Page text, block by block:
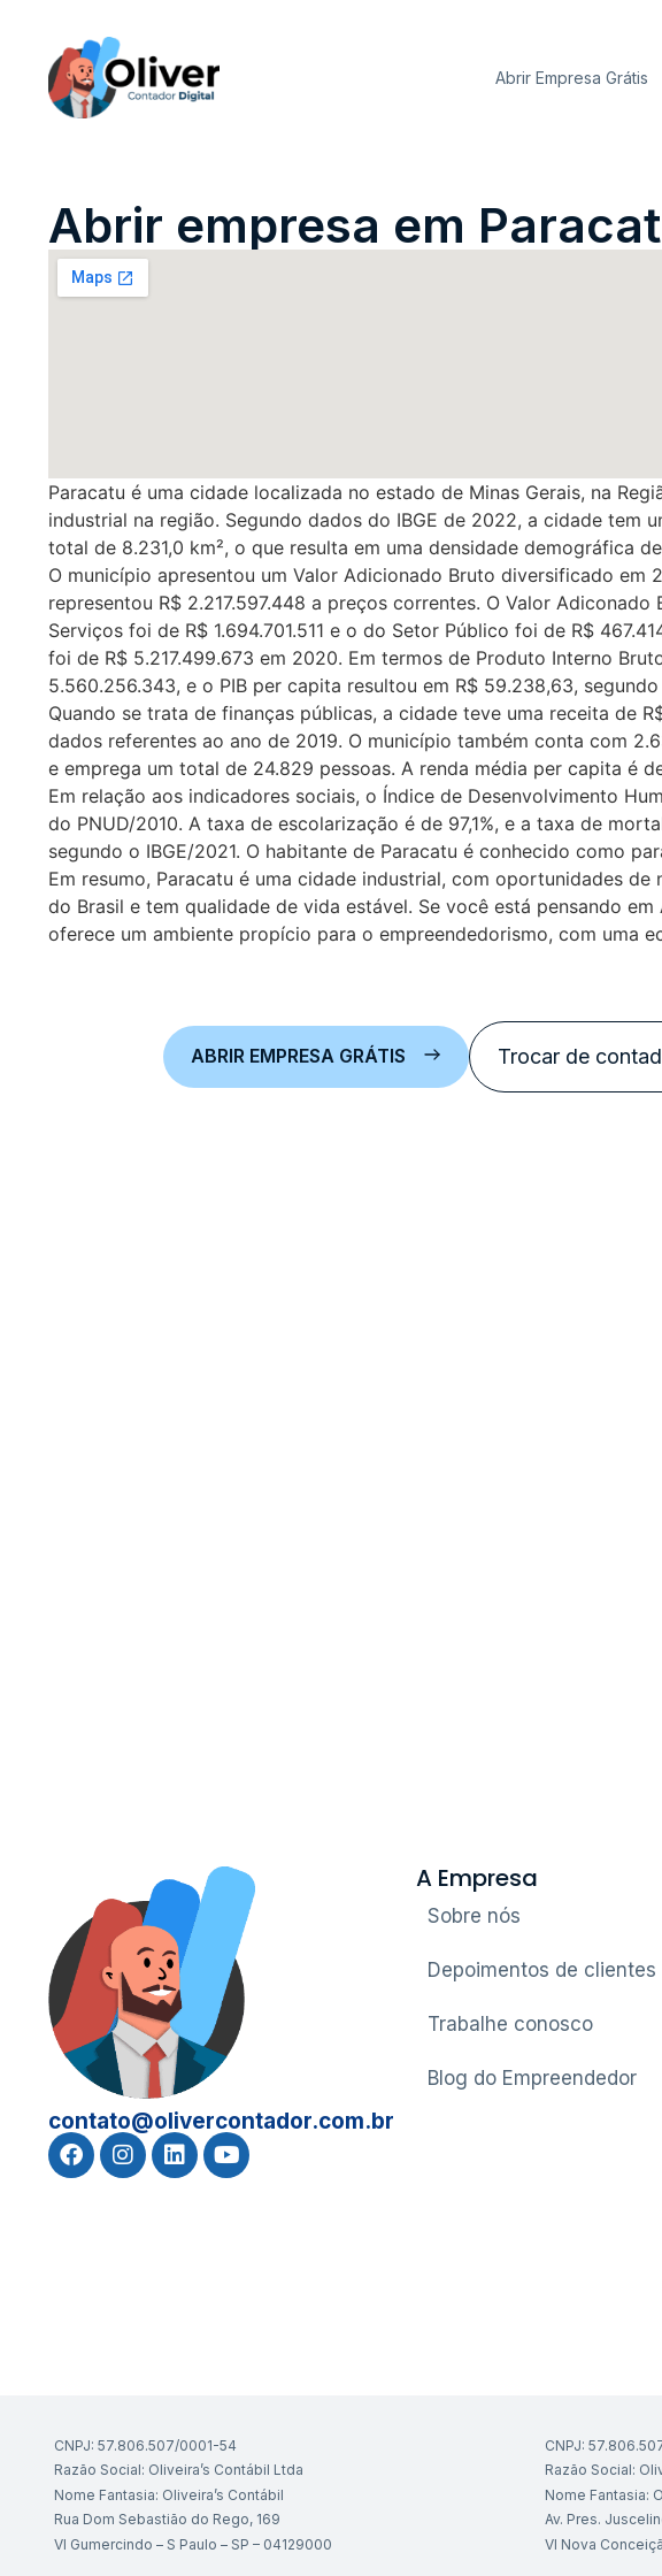
Abrir Empresa Grátis
Abrir empresa em
Paracatu é uma cidade localizada no estado de Minas Gerais, na
industrial na região. Segundo dados do IBGE de 2022, a cidade tem
total de 8.231,0 km², o que resulta em uma densidade demográfica
O município apresentou um Valor Adicionado Bruto diversificado em
representou R$ 2.217.597.448 a preços correntes. O Valor
Serviços foi de R$ 1.694.701.511 e o do Setor Público foi de R$
foi de R$ 5.217.499.673 em 2020. Em termos de Produto Interno
5.560.256.343, e o PIB per capita resultou em R$ 59.238,63,
Quando se trata de finanças públicas, a cidade teve uma receita de
dados referentes ao ano de 2019. O município também conta com
e emprega um total de 24.829 pessoas. A renda média per capita é
Em relação aos indicadores sociais, o Índice de Desenvolvimento
do PNUD/2010. A taxa de escolarização é de 97,1%, e a taxa de
segundo o IBGE/2021. O habitante de Paracatu é conhecido como
Em resumo, Paracatu é uma cidade industrial, com oportunidades
do Brasil e tem qualidade de vida estável. Se você está pensando
oferece um ambiente propício para o empreendedorismo, com uma
ABRIR EMPRESA GRÁTIS Trocar de
contato@olivercontador.com.br
A Empresa
Sobre nós
Depoimentos de clientes
Trabalhe conosco
Blog do Empreendedor
CNPJ: 57.806.507/0001-54
Razão Social: Oliveira’s Contábil Ltda
Nome Fantasia: Oliveira’s Contábil
Rua Dom Sebastião do Rego, 169
Vl Gumercindo – S Paulo – SP – 04129000
CNPJ:
Razão Social:
Nome Fantasia:
Av. Pres.
Vl Nova